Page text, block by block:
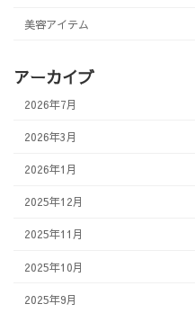
美容アイテム
アーカイブ
2026年7月
2026年3月
2026年1月
2025年12月
2025年11月
2025年10月
2025年9月